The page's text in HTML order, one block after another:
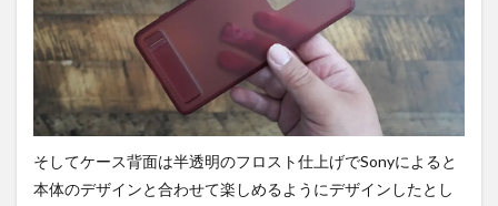
そしてケース背面は半透明のフロスト仕上げでSonyによると
本体のデザインと合わせて楽しめるようにデザインしたとし